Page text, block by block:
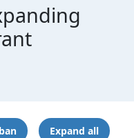
Expand all